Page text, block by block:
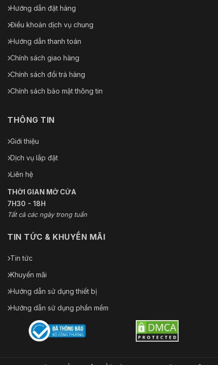
Hướng dẫn đặt hàng
Điều khoản dịch vụ chung
Hướng dẫn thanh toán
Chính sách giao hàng
Chính sách đổi trả hàng
Chính sách bảo mật thông tin
THÔNG TIN
Giới thiệu
Dịch vụ lắp đặt
Liên hệ
THỜI GIAN MỞ CỬA
7H30 - 18H
Tất cả các ngày trong tuần
TIN TỨC & KHUYẾN MÃI
Tin tức
Khuyến mãi
Hướng dẫn sử dụng thiết bị
Hướng dẫn sử dụng phần mềm